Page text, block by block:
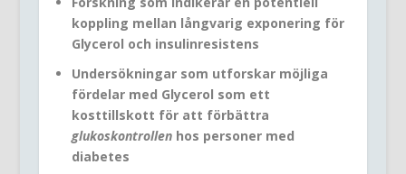
koppling mellan långvarig exponering för
Glycerol och insulinresistens
Undersökningar som utforskar möjliga
fördelar med Glycerol som ett
kosttillskott för att förbättra
glukoskontrollenhos personer med
diabetes